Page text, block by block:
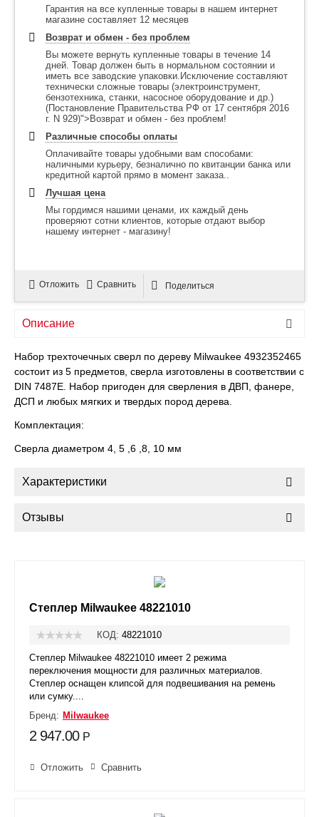
Гарантия на все купленные товары в нашем интернет
магазине составляет 12 месяцев
Возврат и обмен - без проблем
Вы можете вернуть купленные товары в течение 14
дней. Товар должен быть в нормальном состоянии и
иметь все заводские упаковки.Исключение составляют
технически сложные товары (электроинструмент,
бензотехника, станки, насосное оборудование и др.)
(Постановление Правительства РФ от 17 сентября 2016
г. N 929)">Возврат и обмен - без проблем!
Различные способы оплаты
Оплачивайте товары удобными вам способами:
наличными курьеру, безналично по квитанции банка или
кредитной картой прямо в момент заказа..
Лучшая цена
Мы гордимся нашими ценами, их каждый день
проверяют сотни клиентов, которые отдают выбор
нашему интернет - магазину!
Отложить Сравнить Поделиться
Описание
Набор трехточечных сверл по дереву Milwaukee 4932352465
состоит из 5 предметов, сверла изготовлены в соответствии с
DIN 7487E. Набор пригоден для сверления в ДВП, фанере,
ДСП и любых мягких и твердых пород дерева.
Комплектация:
Сверла диаметром 4, 5 ,6 ,8, 10 мм
Характеристики
Отзывы
Степлер Milwaukee 48221010
КОД: 48221010
Степлер Milwaukee 48221010 имеет 2 режима
переключения мощности для различных материалов.
Степлер оснащен клипсой для подвешивания на ремень
или сумку....
Бренд: Milwaukee
2 947.00 Р
Отложить Сравнить